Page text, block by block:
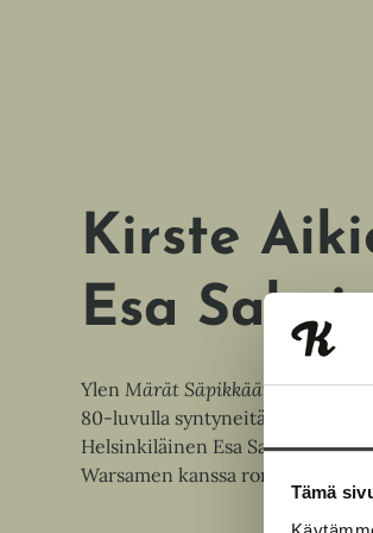
Tämä
Kirste
Esa
Ylen Märät Säpikkäät-
80-luvulla syntyneitä,
Helsinkiläinen Esa Salminen (s.
Warsamen kanssa romaanin